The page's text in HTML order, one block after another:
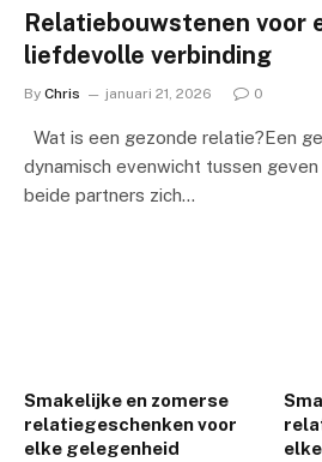
Relatiebouwstenen voor
liefdevolle verbinding
By Chris januari 21, 2026 0
Wat is een gezonde relatie?Een
dynamisch evenwicht tussen geven
beide partners zich…
Smakelijke en zomerse
relatiegeschenken voor
elke gelegenheid